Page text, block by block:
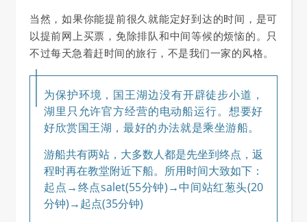
当然，如果你能提前很久就能定好到达的时间，是可
以提前网上买票，免除排队和中间等候的烦恼的。只
不过每天急着赶时间的旅行，不是我们一家的风格。
为保护环境，国王湖边没有开辟徒步小道，
湖里只允许官方经营的电动船运行。想要好
好欣赏国王湖，最好的办法就是乘坐游船。
游船共有两站，大多数人都是先坐到终点，返
程时再在教堂附近下船。所用时间大致如下：
起点→终点salet(55分钟)→中间站红葱头(20
分钟)→起点(35分钟)